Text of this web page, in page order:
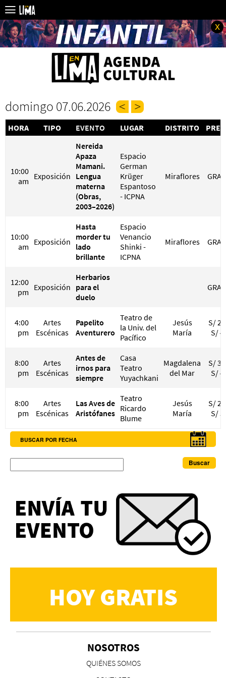
x
domingo 07.06.2026
HORA TIPO EVENTO LUGAR DISTRITO
10:00
am Exposición
Nereida
Apaza
Mamani.
Lengua
materna
(Obras,
2003–2026)
Espacio
German
Krüger
Espantoso
- ICPNA
Miraflores
10:00
am Exposición
Hasta
morder tu
lado
brillante
Espacio
Venancio
Shinki -
ICPNA
Miraflores
12:00
pm Exposición
Herbarios
para el
duelo
4:00
pm
Artes
Escénicas
Papelito
Aventurero
Teatro de
la Univ. del
Pacífico
Jesús
María
S/
S/
8:00
pm
Artes
Escénicas
Antes de
irnos para
siempre
Casa
Teatro
Yuyachkani
Magdalena
del Mar
S/
S/
8:00
pm
Artes
Escénicas
Las Aves de
Aristófanes
Teatro
Ricardo
Blume
Jesús
María
S/
S/
BUSCAR POR FECHA
HOY GRATIS
NOSOTROS
QUIÉNES SOMOS